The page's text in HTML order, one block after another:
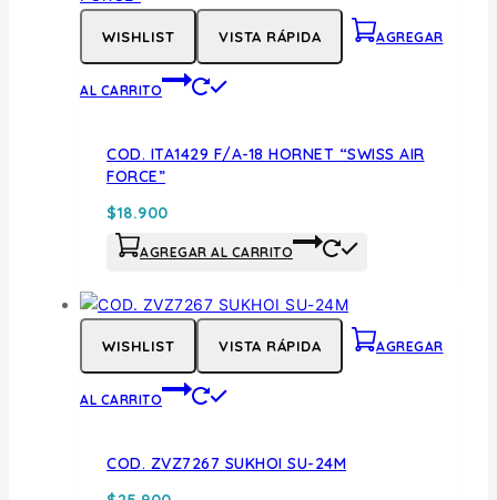
WISHLIST VISTA RÁPIDA AGREGAR
AL CARRITO
COD. ITA1429 F/A-18 HORNET “SWISS AIR
FORCE”
$18.900
AGREGAR AL CARRITO
WISHLIST VISTA RÁPIDA AGREGAR
AL CARRITO
COD. ZVZ7267 SUKHOI SU-24M